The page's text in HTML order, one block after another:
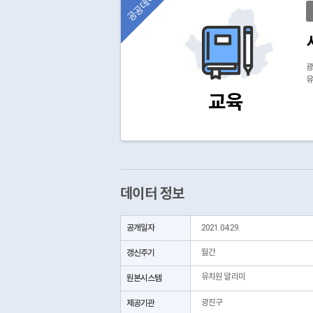
교육
데이터 정보
공개일자 2021.04.29.
갱신주기 월간
원본시스템 유치원 알리미
제공기관 광진구